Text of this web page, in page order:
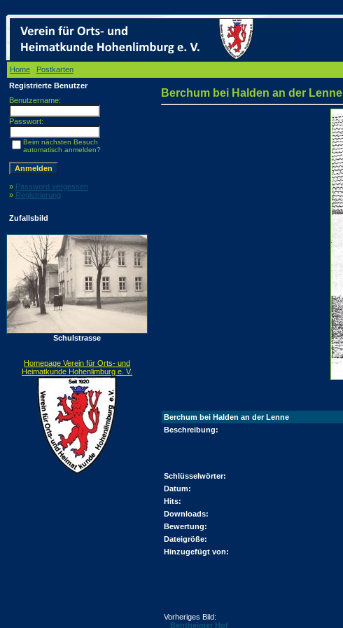
Home Postkarten
Registrierte Benutzer
Benutzername:
Passwort:
Beim nächsten Besuch
automatisch anmelden?
» Password vergessen
» Registrierung
Zufallsbild
Schulstrasse
Homepage Verein für Orts- und
Heimatkunde Hohenlimburg e. V.
Berchum bei Halden an der Lenne
Berchum bei Halden an der Lenne
Beschreibung:
Schlüsselwörter:
Datum:
Hits:
Downloads:
Bewertung:
Dateigröße:
Hinzugefügt von:
Vorheriges Bild:
Bentheimer Hof